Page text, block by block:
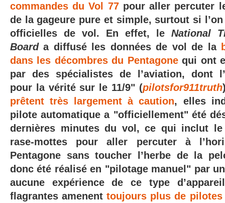
commandes du Vol 77pour aller percuter
de la gageure pure et simple, surtout si
officielles de vol. En effet, le National
Boarda diffusé les données de vol de la
dans les décombres du Pentagonequi ont
par des spécialistes de l’aviation, dont
pour la vérité sur le 11/9" (pilotsfor911truth
prêtent très largement à caution, elles
pilote automatique a "officiellement" été
dernières minutes du vol, ce qui inclut
rase-mottes pour aller percuter à
Pentagone sans toucher l’herbe de la
donc été réalisé en "pilotage manuel" par
aucune expérience de ce type
flagrantes amenenttoujours plus de